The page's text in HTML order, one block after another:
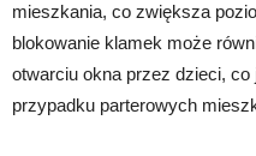
mieszkania, co zwiększa
blokowanie klamek może
otwarciu okna przez dzieci,
przypadku parterowych